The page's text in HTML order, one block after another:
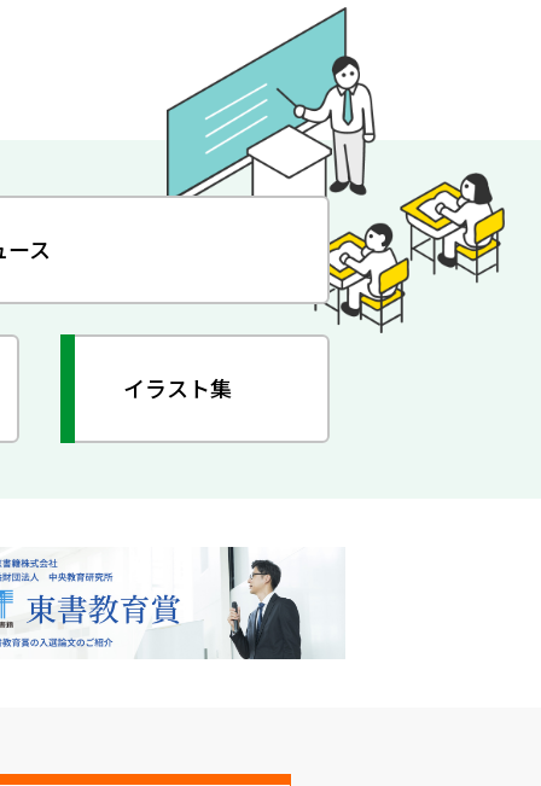
ース
イラスト集